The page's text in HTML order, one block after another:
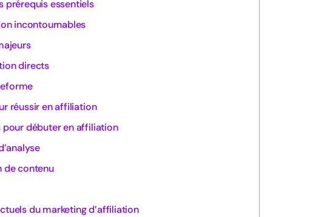
prérequis essentiels
incontournables
directs
réussir en affiliation
pour débuter en affiliation
de contenu
du marketing d’affiliation